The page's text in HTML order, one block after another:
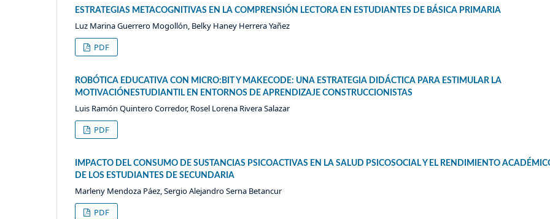
ESTRATEGIAS METACOGNITIVAS EN LA COMPRENSIÓN LECTORA EN ESTUDIANTES DE BÁSICA PRIMARIA
Luz Marina Guerrero Mogollón, Belky Haney Herrera Yañez
PDF
ROBÓTICA EDUCATIVA CON MICRO:BIT Y MAKECODE: UNA ESTRATEGIA DIDÁCTICA PARA ESTIMULAR LA
MOTIVACIÓNESTUDIANTIL EN ENTORNOS DE APRENDIZAJE CONSTRUCCIONISTAS
Luis Ramón Quintero Corredor, Rosel Lorena Rivera Salazar
PDF
IMPACTO DEL CONSUMO DE SUSTANCIAS PSICOACTIVAS EN LA SALUD PSICOSOCIAL Y EL RENDIMIENTO
DE LOS ESTUDIANTES DE SECUNDARIA
Marleny Mendoza Páez, Sergio Alejandro Serna Betancur
PDF